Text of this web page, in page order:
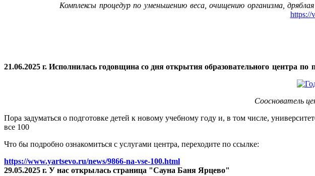
Комплексы процедур по уменьшению веса, очищению организма,
https://
21.06.2025 г. Исполнилась годовщина со дня открытия образовательного центра
Сооснователь
Пора задуматься о подготовке детей к новому учебному году и, в том числе,
все 100
Что бы подробно ознакомиться с услугами центра, переходите по ссылке:
https://www.yartsevo.ru/news/9866-na-vse-100.html
29.05.2025 г. У нас открылась страница "Сауна Баня Ярцево"